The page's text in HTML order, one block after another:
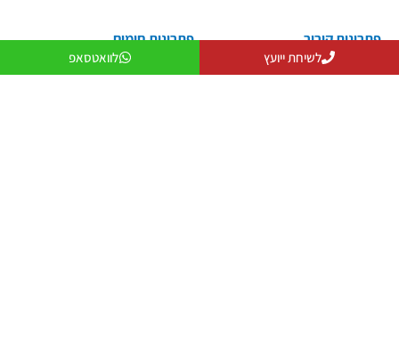
פתרונות קירור
פתרונות קירור
פתרונות חימום
פתרונות חימום
לשיחת ייועץ לוואטסאפ